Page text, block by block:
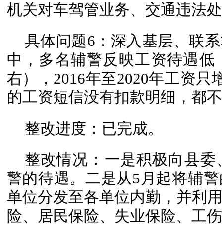
机关对车驾管业务、交通违法
具体问题6：深入基层、联
中，多名辅警反映工资待遇低
右），2016年至2020年工资只
的工资短信没有扣款明细，都
整改进度：已完成。
整改情况：一是积极向县
警的待遇。二是从5月起将辅
单位分发至各单位内勤，并利
险、居民保险、失业保险、工